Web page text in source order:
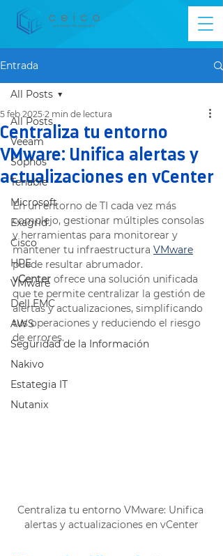
Entrada
All Posts
Veeam
Sophos
Tenable
Microsoft
Exagrid
Cisco
HPE
VMware
Dell EMC
AWS
Seguridad de la Información
Nakivo
Estategia IT
Nutanix
All Posts
Centraliza tu entorno
VMware: Unifica alertas y
actualizaciones en vCenter
5 feb 2025 2 min de lectura
En un entorno de TI cada vez más
complejo, gestionar múltiples consolas
y herramientas para monitorear y
mantener tu infraestructura VMware
puede resultar abrumador.
vCenter ofrece una solución unificada
que te permite centralizar la gestión de
alertas y actualizaciones, simplificando
tus operaciones y reduciendo el riesgo
de errores.
Centraliza tu entorno VMware: Unifica
alertas y actualizaciones en vCenter